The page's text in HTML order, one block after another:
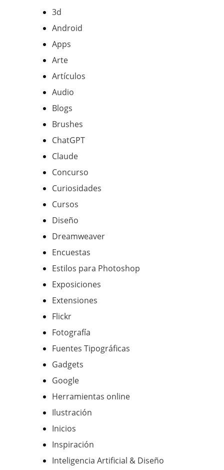
3d
Android
Apps
Arte
Artículos
Audio
Blogs
Brushes
ChatGPT
Claude
Concurso
Curiosidades
Cursos
Diseño
Dreamweaver
Encuestas
Estilos para Photoshop
Exposiciones
Extensiones
Flickr
Fotografía
Fuentes Tipográficas
Gadgets
Google
Herramientas online
Ilustración
Inicios
Inspiración
Inteligencia Artificial & Diseño